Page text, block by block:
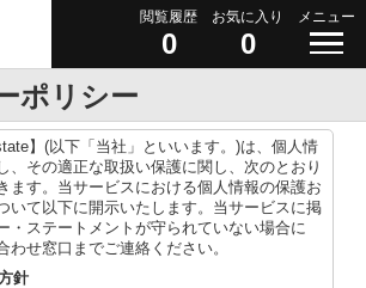
閲覧履歴
0
お気に入り
0
メニュー
ポリシー
】(以下「当社」といいます。)は、個人情
、その適正な取扱い保護に関し、次のとおり
ます。当サービスにおける個人情報の保護お
いて以下に開示いたします。当サービスに掲
・ステートメントが守られていない場合に
わせ窓口までご連絡ください。
針